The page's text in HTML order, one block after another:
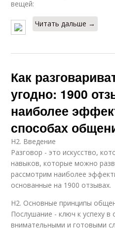
вещей:
Читать дальше →
Как
угодно: 1900
наиболее
способах
H2. Введение
Разговор - это искусство,
навыков, которые можно
рассмотрим наиболее
основанные на 1900 отзывах.
H2. Основные принципы
Послушание - ключ к успеху
внимательными и готовыми